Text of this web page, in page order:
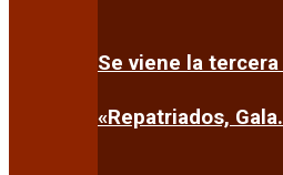
Se viene la
«Repatriados,